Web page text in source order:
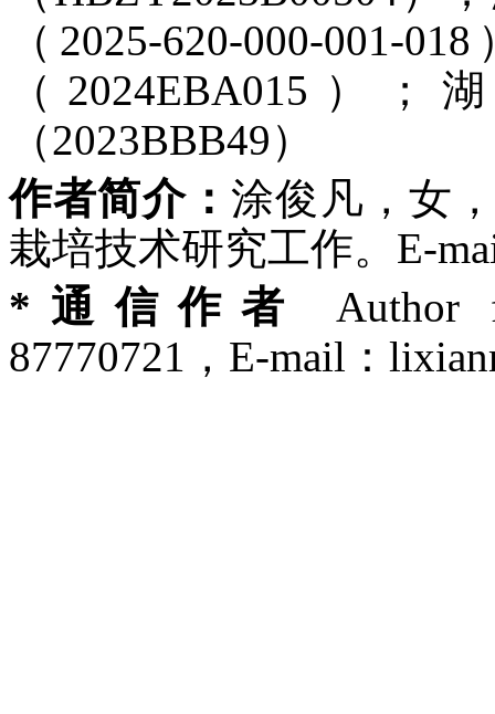
（2025-620-000-001-
（2024EBA015）
（2023BBB49）
作者简介：涂俊凡，女
栽培技术研究工作。E-
*通信作者
Author
87770721，E-mail：